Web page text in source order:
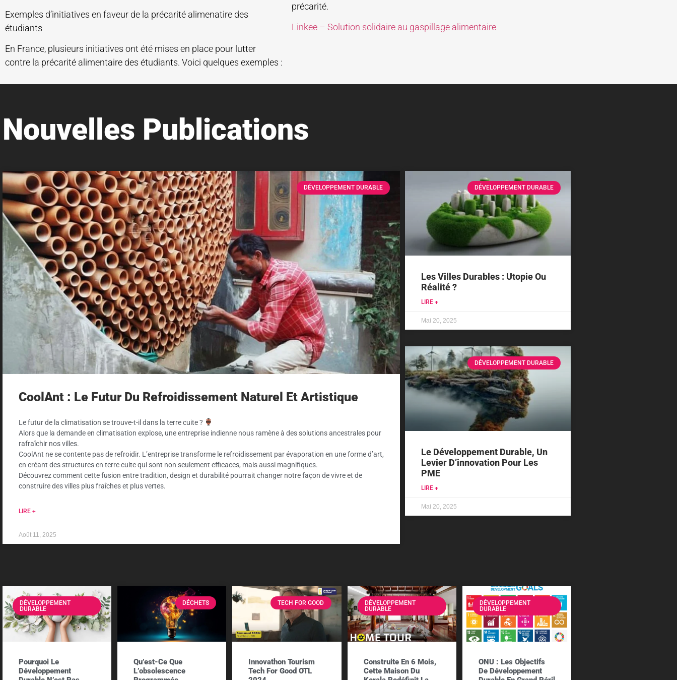
Exemples d’initiatives en faveur de la précarité alimenatire des
étudiants
En France, plusieurs initiatives ont été mises en place pour lutter
contre la précarité alimentaire des étudiants. Voici quelques exemples :
précarité.
Linkee – Solution solidaire au gaspillage alimentaire
Nouvelles Publications
DÉVELOPPEMENT DURABLE
CoolAnt : Le Futur Du Refroidissement Naturel Et Artistique
Le futur de la climatisation se trouve-t-il dans la terre cuite ?
Alors que la demande en climatisation explose, une entreprise indienne nous ramène à des solutions ancestrales pour
rafraîchir nos villes.
CoolAnt ne se contente pas de refroidir. L’entreprise transforme le refroidissement par évaporation en une forme d’art,
en créant des structures en terre cuite qui sont non seulement efficaces, mais aussi magnifiques.
Découvrez comment cette fusion entre tradition, design et durabilité pourrait changer notre façon de vivre et de
construire des villes plus fraîches et plus vertes.
LIRE +
Août 11, 2025
DÉVELOPPEMENT DURABLE
Les Villes Durables : Utopie Ou
Réalité ?
LIRE +
Mai 20, 2025
DÉVELOPPEMENT DURABLE
Le Développement Durable, Un
Levier D’innovation Pour Les
PME
LIRE +
Mai 20, 2025
DÉVELOPPEMENT
DURABLE
Pourquoi Le
Développement
DÉCHETS
Qu’est-Ce Que
L’obsolescence
TECH FOR GOOD
Innovathon Tourism
Tech For Good OTL
DÉVELOPPEMENT
DURABLE
Construite En 6 Mois,
Cette Maison Du
DÉVELOPPEMENT
DURABLE
ONU : Les Objectifs
De Développement